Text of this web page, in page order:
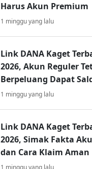
Harus Akun Premium
1 minggu yang lalu
Link DANA Kaget
2026, Akun Reguler
Berpeluang Dapat
1 minggu yang lalu
Link DANA Kaget
2026, Simak Fakta
dan Cara Klaim Aman